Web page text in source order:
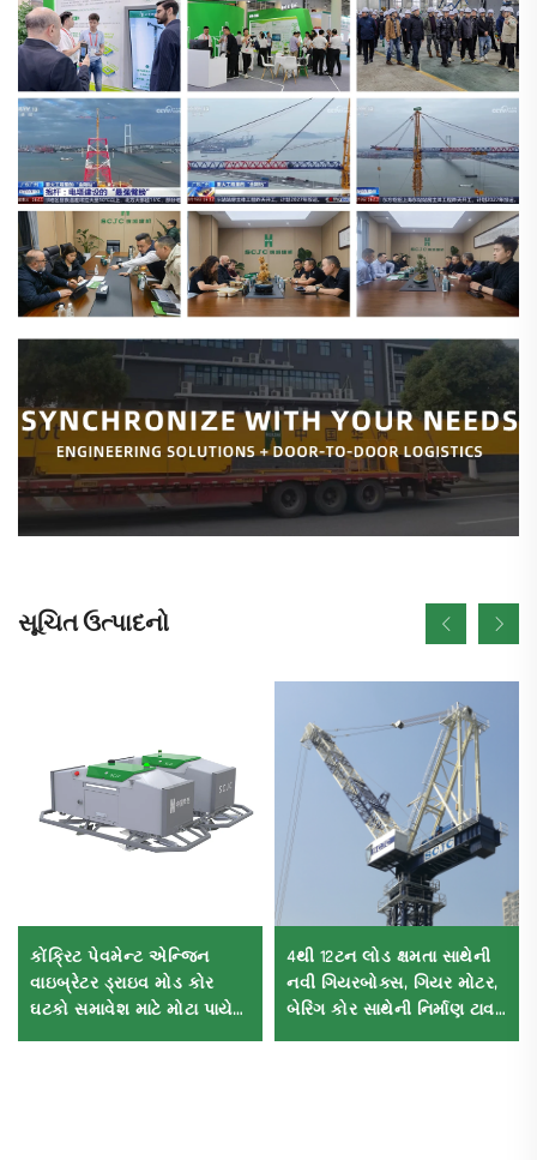
સૂચિત ઉત્પાદનો
કોંક્રિટ પેવમેન્ટ એન્જિન
વાઇબ્રેટર ડ્રાઇવ મોડ કોર
ઘટકો સમાવેશ માટે મોટા પાયે
લેસર લેવલિંગ મશીન
4થી 12ટન લોડ ક્ષમતા સાથેની
નવી ગિયરબોક્સ, ગિયર મોટર,
બેરિંગ કોર સાથેની નિર્માણ ટાવર
ક્રેન